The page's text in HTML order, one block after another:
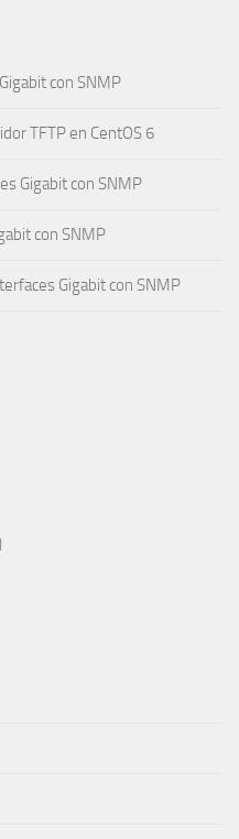
con SNMP
TFTP en CentOS 6
Gigabit con SNMP
con SNMP
Gigabit con SNMP